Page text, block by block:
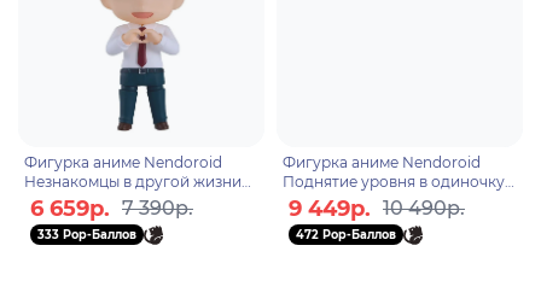
Фигурка аниме Nendoroid
Незнакомцы в другой жизни
Киришима Мияма 10см 00807
6 659р. 7 390р.
333 Pop-Баллов
Фигурка аниме Nendoroid
Поднятие уровня в одиночку
Solo leveling Джину Сон Sung
Jinwoo 10см 29561
9 449р. 10 490р.
472 Pop-Баллов